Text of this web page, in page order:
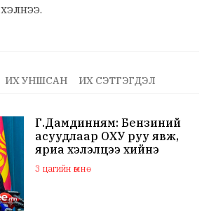
ИХ УНШСАН ИХ СЭТГЭГДЭЛ
Г.Дамдинням: Бензиний
асуудлаар ОХУ руу явж,
яриа хэлэлцээ хийнэ
3 цагийн өмнө